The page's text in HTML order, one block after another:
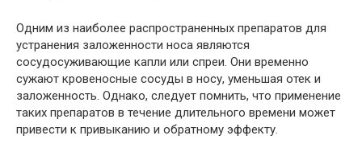
Одним из наиболее распространенных препаратов для
устранения заложенности носа являются
сосудосуживающие капли или спреи. Они временно
сужают кровеносные сосуды в носу, уменьшая отек и
заложенность. Однако, следует помнить, что применение
таких препаратов в течение длительного времени может
привести к привыканию и обратному эффекту.